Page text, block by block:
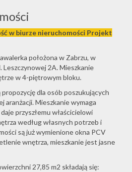
w biurze nieruchomości Projekt
położona w Zabrzu, w
Leszczynowej 2A. Mieszkanie
w 4-piętrowym bloku.
dla osób poszukujących
aranżacji. Mieszkanie wymaga
przyszłemu właścicielowi
według własnych potrzeb i
są już wymienione okna PCV
wnętrza, mieszkanie jest jasne
27,85 m2 składają się: